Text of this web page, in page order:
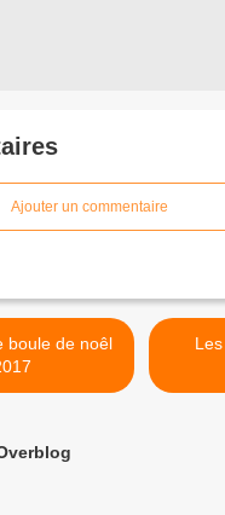
Ajouter un commentaire